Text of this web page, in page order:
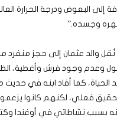
إلى البعوض ودرجة الحرارة
وجسده.”
نُقل والد عثمان إلى حجز منفرد
وعدم وجود فرش وأغطية،
كما أفاد ابنه في حديث
فعلي، لكنهم كانوا يزعمون
بسبب نشاطاتي في أوغندا